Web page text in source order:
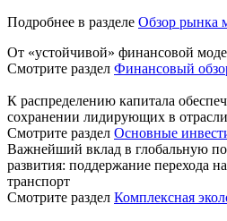
Подробнее в разделе Обзор рынка
От «устойчивой» финансовой
Смотрите раздел Финансовый
К распределению капитала
сохранении лидирующих в отрасли
Смотрите раздел Основные
Важнейший вклад в глобальную
развития: поддержание перехода
транспорт
Смотрите раздел Комплексная